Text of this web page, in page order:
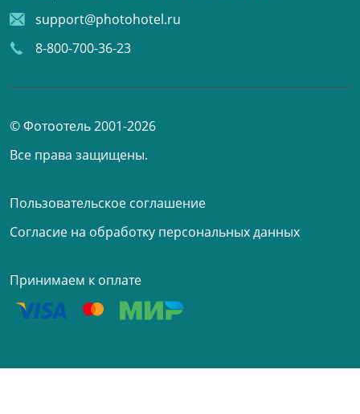
support@photohotel.ru
8-800-700-36-23
© Фотоотель 2001-2026
Все права защищены.
Пользовательское соглашение
Согласие на обработку персональных данных
Принимаем к оплате